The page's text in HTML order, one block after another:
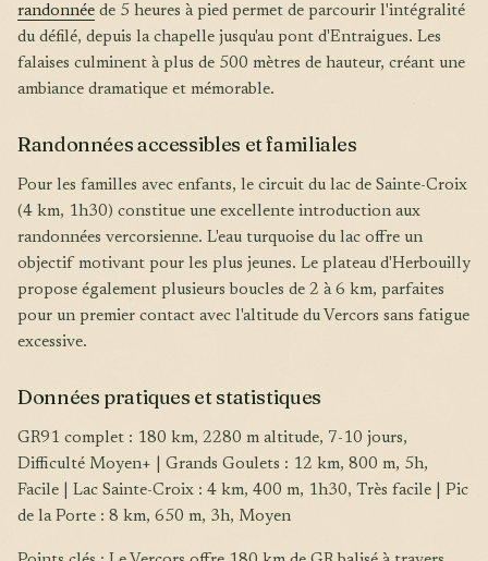
randonnée de 5 heures à pied permet de parcourir l'intégralité
du défilé, depuis la chapelle jusqu'au pont d'Entraigues. Les
falaises culminent à plus de 500 mètres de hauteur, créant une
ambiance dramatique et mémorable.
Randonnées accessibles et familiales
Pour les familles avec enfants, le circuit du lac de Sainte-Croix
(4 km, 1h30) constitue une excellente introduction aux
randonnées vercorsienne. L'eau turquoise du lac offre un
objectif motivant pour les plus jeunes. Le plateau d'Herbouilly
propose également plusieurs boucles de 2 à 6 km, parfaites
pour un premier contact avec l'altitude du Vercors sans fatigue
excessive.
Données pratiques et statistiques
GR91 complet : 180 km, 2280 m altitude, 7-10 jours,
Difficulté Moyen+ | Grands Goulets : 12 km, 800 m, 5h,
Facile | Lac Sainte-Croix : 4 km, 400 m, 1h30, Très facile | Pic
de la Porte : 8 km, 650 m, 3h, Moyen